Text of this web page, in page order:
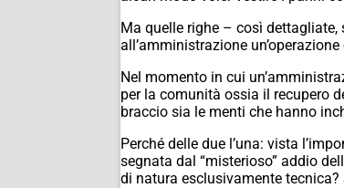
Ma quelle righe – così
all’amministrazione
Nel momento in cui
per la comunità ossia il recupero
braccio sia le menti che hanno
Perché delle due l’una: vista
segnata dal “misterioso” addio
di natura esclusivamente tecnica?